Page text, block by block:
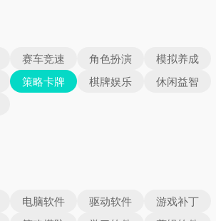
赛车竞速 角色扮演
模拟养成
策略卡牌 棋牌娱乐
休闲益智
电脑软件 驱动软件
游戏补丁